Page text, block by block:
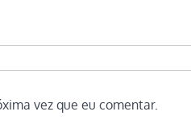
vez que eu comentar.